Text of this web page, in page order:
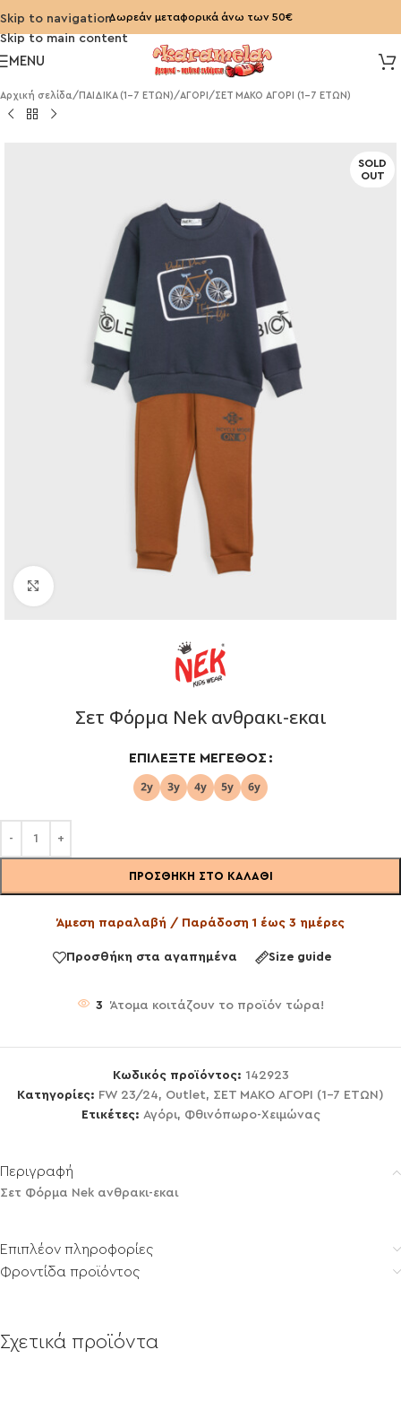
Skip to navigation
Skip to main content
Δωρεάν μεταφορικά άνω των 50€
MENU
Αρχική σελίδα/ ΠΑΙΔΙΚΑ (1-7 ΕΤΩΝ)/ΑΓΟΡΙ /ΣΕΤ ΜΑΚΟ ΑΓΟΡΙ (1-7 ΕΤΩΝ)
SOLD
OUT
Σετ Φόρμα Nek ανθρακι-εκαι
ΕΠΙΛΈΞΤΕ ΜΈΓΕΘΟΣ
ΠΡΟΣΘΉΚΗ ΣΤΟ ΚΑΛΆΘΙ
Άμεση παραλαβή / Παράδοση 1 έως 3 ημέρες
Προσθήκη στα αγαπημένα Size guide
3 Άτομα κοιτάζουν το προϊόν τώρα!
Κωδικός προϊόντος: 142923
Κατηγορίες: FW 23/24, Outlet, ΣΕΤ ΜΑΚΟ ΑΓΟΡΙ (1-7 ΕΤΩΝ)
Ετικέτες: Αγόρι, Φθινόπωρο-Χειμώνας
Περιγραφή
Σετ Φόρμα Nek ανθρακι-εκαι
Επιπλέον πληροφορίες
Φροντίδα προϊόντος
Σχετικά προϊόντα